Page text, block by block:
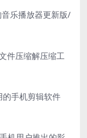
乐播放器更新版/
件压缩解压缩工
手机剪辑软件